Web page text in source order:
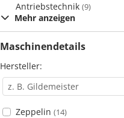
Antriebstechnik (9)
Mehr anzeigen
Maschinendetails
Hersteller:
Zeppelin (14)